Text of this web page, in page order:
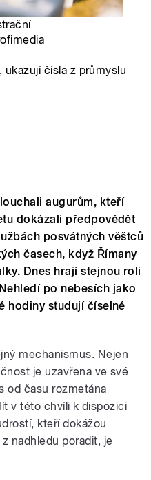
ukazují čísla z průmyslu
augurům, kteří
dokázali předpovědět
posvátných věštců
časech, když Římany
Dnes hrají stejnou roli
po nebesích jako
hodiny studují číselné
mechanismus. Nejen
je uzavřena ve své
od času rozmetána
v této chvíli k dispozici
kteří dokážou
nadhledu poradit, je